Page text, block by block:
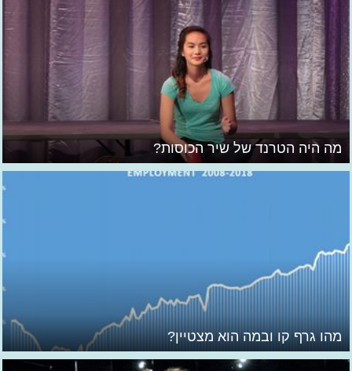
מה היה הטרנד של שיר הכוסות?
מהו גרף קו ובמה הוא מצטיין?